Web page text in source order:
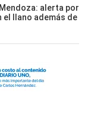
alerta por
el llano además de